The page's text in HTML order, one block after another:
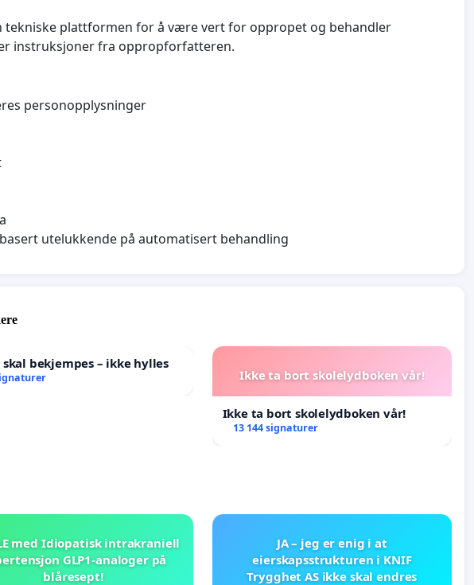
tekniske plattformen for å være vert for oppropet og behandler
instruksjoner fra oppropforfatteren.
personopplysninger
utelukkende på automatisert behandling
bekjempes – ikke hylles
Ikke ta bort skolelydboken vår!
Ikke ta bort skolelydboken vår!
13 144 signaturer
med Idiopatisk intrakraniell
GLP1-analoger på
blåresept!
JA – jeg er enig i at
eierskapsstrukturen i KNIF
Trygghet AS ikke skal endres